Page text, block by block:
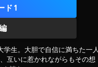
ド 1
生。大胆で自信に満ちた一人
互いに惹かれながらもその想